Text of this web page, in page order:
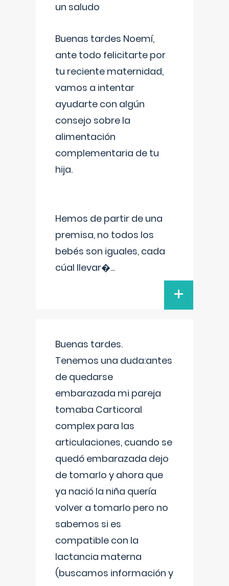
un saludo
Buenas tardes Noemí,
ante todo felicitarte por
tu reciente maternidad,
vamos a intentar
ayudarte con algún
consejo sobre la
alimentación
complementaria de tu
hija.
Hemos de partir de una
premisa, no todos los
bebés son iguales, cada
cúal llevar�...
+
Buenas tardes.
Tenemos una duda:antes
de quedarse
embarazada mi pareja
tomaba Carticoral
complex para las
articulaciones, cuando se
quedó embarazada dejo
de tomarlo y ahora que
ya nació la niña quería
volver a tomarlo pero no
sabemos si es
compatible con la
lactancia materna
(buscamos información y